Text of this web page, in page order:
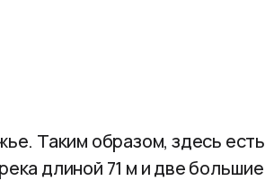
Таким образом, здесь есть
длиной 71 м и две большие